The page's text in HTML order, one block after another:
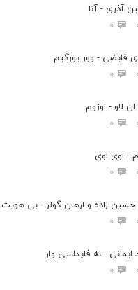
آذری - آنا
0
فایضی - وور یورگیم
0
لاو - اوزوم
0
- اوی اوی
0
زاده و ارهان گولر - بی هویت
0
ایمانی - نه فایداسی وار
0